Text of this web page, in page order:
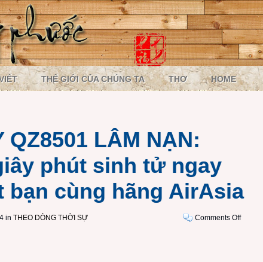
THẾ GIỚI CỦA CHÚNG TA THƠ HOME
QZ8501 LÂM NẠN:
phút sinh tử ngay
cùng hãng AirAsia
in THEO DÒNG THỜI SỰ Comments Offon